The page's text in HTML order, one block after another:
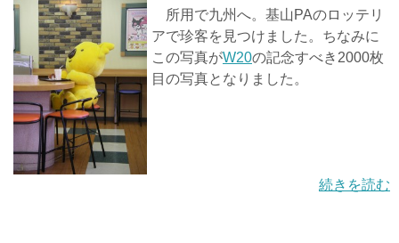
所用で九州へ。基山PAのロッテリ
アで珍客を見つけました。ちなみに
この写真がW20の記念すべき2000枚
目の写真となりました。
続きを読む